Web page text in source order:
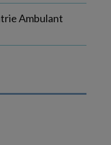
Ambulant